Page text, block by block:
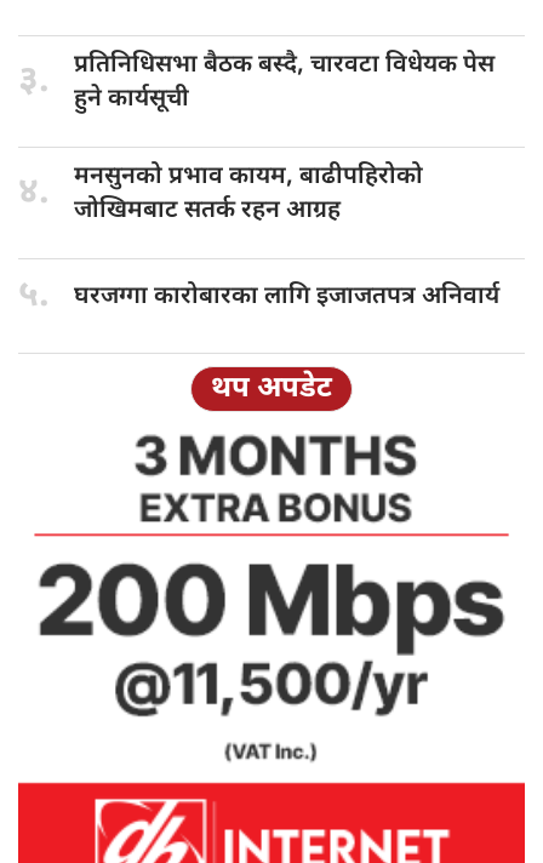
३. प्रतिनिधिसभा बैठकबस्दै, चारवटा विधेयक पेस
हुने कार्यसूची
४. मनसुनको प्रभावकायम, बाढीपहिरोको
जोखिमबाट सतर्क रहन आग्रह
५. घरजग्गा कारोबारकालागि इजाजतपत्र अनिवार्य
थप अपडेट